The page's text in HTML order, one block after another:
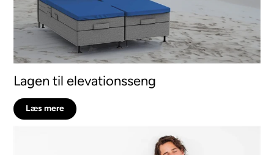
Lagen til elevationsseng
Læs mere